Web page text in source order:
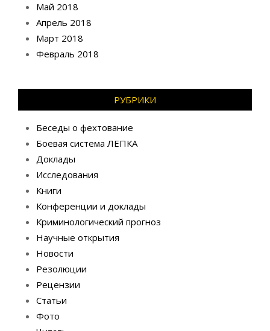
Май 2018
Апрель 2018
Март 2018
Февраль 2018
РУБРИКИ
Беседы о фехтование
Боевая система ЛЕПКА
Доклады
Исследования
Книги
Конференции и доклады
Криминологический прогноз
Научные открытия
Новости
Резолюции
Рецензии
Статьи
Фото